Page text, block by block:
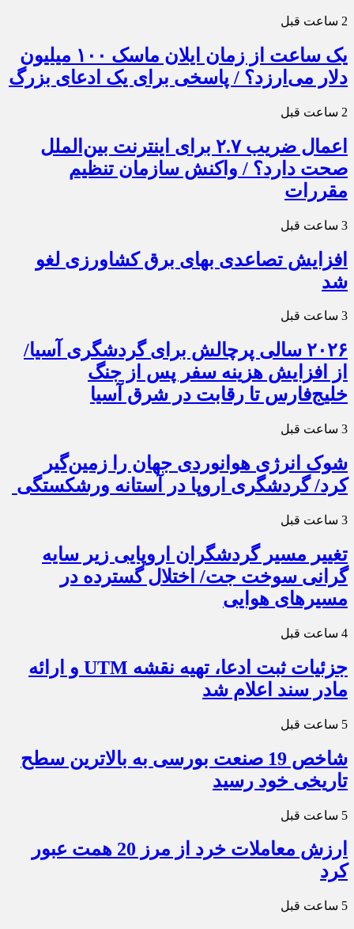
2 ساعت قبل
یک ساعت از زمان ایلان ماسک ۱۰۰ میلیون
دلار می‌ارزد؟ / پاسخی برای یک ادعای بزرگ
2 ساعت قبل
اعمال ضریب ۲.۷ برای اینترنت بین‌الملل
صحت دارد؟ / واکنش سازمان تنظیم
مقررات
3 ساعت قبل
افزایش تصاعدی بهای برق کشاورزی لغو
شد
3 ساعت قبل
۲۰۲۶ سالی پرچالش برای گردشگری آسیا/
از افزایش هزینه سفر پس از جنگ
خلیج‌فارس تا رقابت در شرق آسیا
3 ساعت قبل
شوک انرژی هوانوردی جهان را زمین‌گیر
کرد/ گردشگری اروپا در آستانه ورشکستگی
3 ساعت قبل
تغییر مسیر گردشگران اروپایی زیر سایه
گرانی سوخت جت/ اختلال گسترده در
مسیرهای هوایی
4 ساعت قبل
جزئیات ثبت ادعا، تهیه نقشه UTM و ارائه
مادر سند اعلام شد
5 ساعت قبل
شاخص 19 صنعت بورسی به بالاترین سطح
تاریخی خود رسید
5 ساعت قبل
ارزش معاملات خرد از مرز 20 همت عبور
کرد
5 ساعت قبل